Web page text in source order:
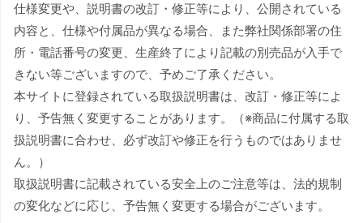
仕様変更や、説明書の改訂・修正等により、公開されている
内容と、仕様や付属品が異なる場合、また弊社関係部署の住
所・電話番号の変更、生産終了により記載の別売品が入手で
きない等ございますので、予めご了承ください。
本サイトに登録されている取扱説明書は、改訂・修正等によ
り、予告無く変更することがあります。（※商品に付属する取
扱説明書に合わせ、必ず改訂や修正を行うものではありませ
ん。）
取扱説明書に記載されている安全上のご注意等は、法的規制
の変化などに応じ、予告無く変更する場合がございます。